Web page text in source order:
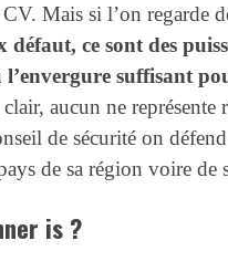
Mais si l’on regarde
défaut, ce sont des
suffisant
aucun ne représente
de sécurité on
de sa région voire de
is ?